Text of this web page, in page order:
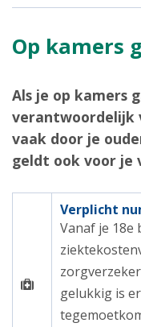
Op kamers
Als je op kamers
verantwoordelijk
vaak door je
geldt ook voor je
Verplicht
Vanaf je 18e
gelukkig is